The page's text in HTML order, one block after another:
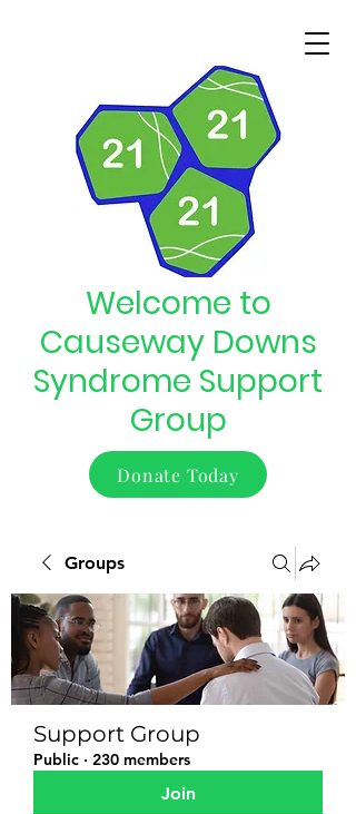
Welcome to
Causeway Downs
Syndrome Support
Group
Donate Today
Groups
Support Group
Public · 230 members
Join